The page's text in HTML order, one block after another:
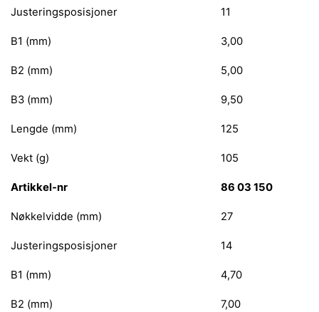
Justeringsposisjoner 11
B1 (mm) 3,00
B2 (mm) 5,00
B3 (mm) 9,50
Lengde (mm) 125
Vekt (g) 105
Artikkel-nr 86 03 150
Nøkkelvidde (mm) 27
Justeringsposisjoner 14
B1 (mm) 4,70
B2 (mm) 7,00